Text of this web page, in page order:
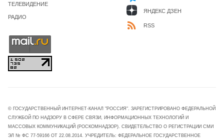
ТЕЛЕВИДЕНИЕ
РАДИО
ЯНДЕКС ДЗЕН
RSS
© ГОСУДАРСТВЕННЫЙ ИНТЕРНЕТ-КАНАЛ "РОССИЯ". ЗАРЕГИСТРИРОВАНО ФЕДЕРАЛЬНОЙ
СЛУЖБОЙ ПО НАДЗОРУ В СФЕРЕ СВЯЗИ, ИНФОРМАЦИОННЫХ ТЕХНОЛОГИЙ И
МАССОВЫХ КОММУНИКАЦИЙ (РОСКОМНАДЗОР). СВИДЕТЕЛЬСТВО О РЕГИСТРАЦИИ СМИ
ЭЛ № ФС 77-59166 ОТ 22.08.2014. УЧРЕДИТЕЛЬ: ФЕДЕРАЛЬНОЕ ГОСУДАРСТВЕННОЕ